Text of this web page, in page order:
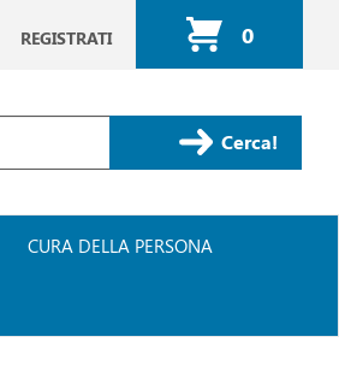
REGISTRATI 0
ARTICOLI
INSERITI
Cerca Prodotto
CURA DELLA PERSONA